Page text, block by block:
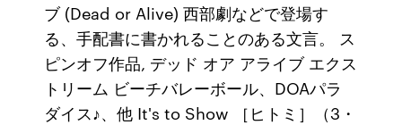
ブ (Dead or Alive) 西部劇などで登場す
る、手配書に書かれることのある文言。 ス
ピンオフ作品, デッド オア アライブ エクス
トリーム ビーチバレーボール、DOAパラ
ダイス♪、他 It's to Show ［ヒトミ］（3・